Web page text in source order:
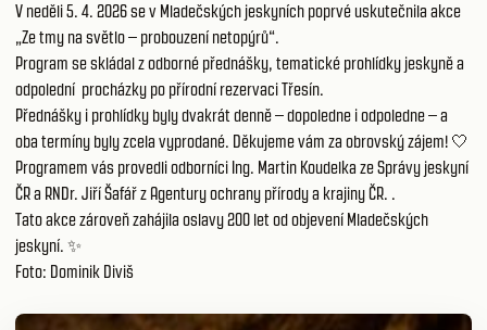
V neděli 5. 4. 2026 se v Mladečských jeskyních poprvé uskutečnila akce
„Ze tmy na světlo – probouzení netopýrů“.
Program se skládal z odborné přednášky, tematické prohlídky jeskyně a
odpolední procházky po přírodní rezervaci Třesín.
Přednášky i prohlídky byly dvakrát denně – dopoledne i odpoledne – a
oba termíny byly zcela vyprodané. Děkujeme vám za obrovský zájem! 🤍
Programem vás provedli odborníci Ing. Martin Koudelka ze Správy jeskyní
ČR a RNDr. Jiří Šafář z Agentury ochrany přírody a krajiny ČR. .
Tato akce zároveň zahájila oslavy 200 let od objevení Mladečských
jeskyní. ✨
Foto: Dominik Diviš